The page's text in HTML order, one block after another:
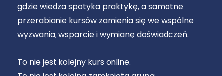
gdzie wiedza spotyka praktykę, a samotne
przerabianie kursów zamienia się we wspólne
wyzwania, wsparcie i wymianę doświadczeń.
To nie jest kolejny kurs online.